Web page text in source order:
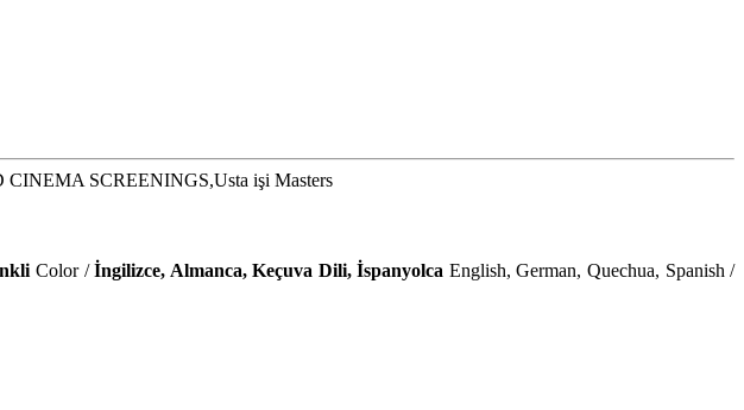
SCREENINGS,Usta işi Masters
Color /İngilizce, Almanca, Keçuva Dili, İspanyolca English, German, Quechua, Spanish /